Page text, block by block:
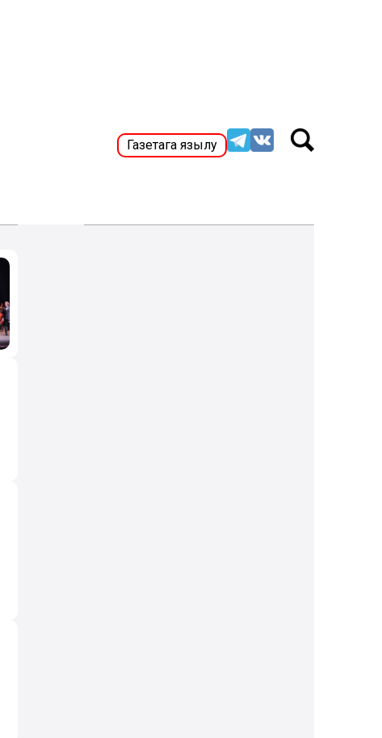
Газетага язылу